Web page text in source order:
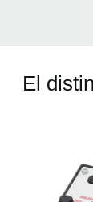
El